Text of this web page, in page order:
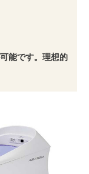
能です。理想的